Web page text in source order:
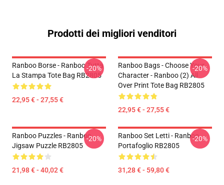
Prodotti dei migliori venditori
Ranboo Borse - Ranboo Tutta
La Stampa Tote Bag RB2805
22,95 € - 27,55 €
-20%
Ranboo Bags - Choose Your
Character - Ranboo (2) All
Over Print Tote Bag RB2805
22,95 € - 27,55 €
-20%
Ranboo Puzzles - Ranboo
Jigsaw Puzzle RB2805
21,98 € - 40,02 €
-20%
Ranboo Set Letti - Ranboo
Portafoglio RB2805
31,28 € - 59,80 €
-20%